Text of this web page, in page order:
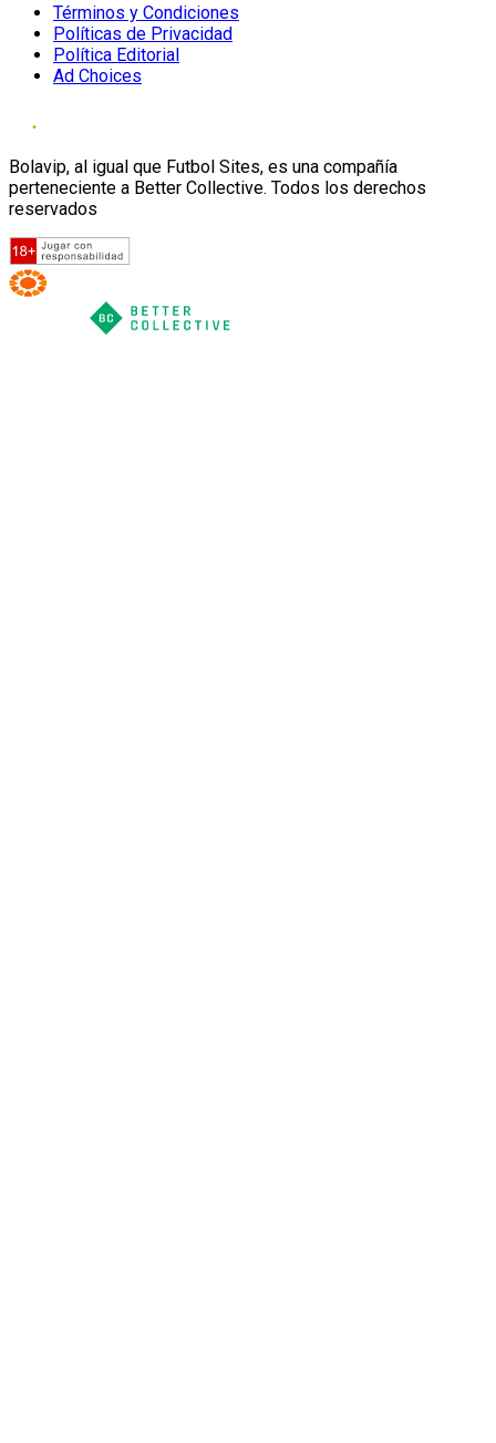
Términos y Condiciones
Políticas de Privacidad
Política Editorial
Ad Choices
Bolavip, al igual que Futbol Sites, es una compañía
perteneciente a Better Collective. Todos los derechos
reservados